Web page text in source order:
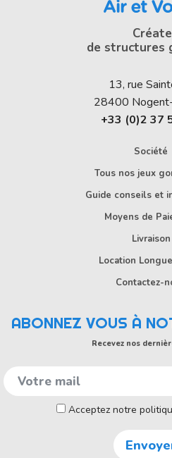
de structures
13, rue
28400
+33 (0)2 37
Société
Tous nos jeux
Guide conseils et
Moyens de
Livraison
Location
Contactez-
ABONNEZ VOUS À
Recevez nos
Acceptez notre